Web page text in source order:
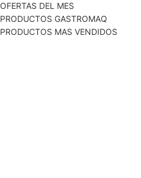
OFERTAS DEL MES
PRODUCTOS GASTROMAQ
PRODUCTOS MAS VENDIDOS